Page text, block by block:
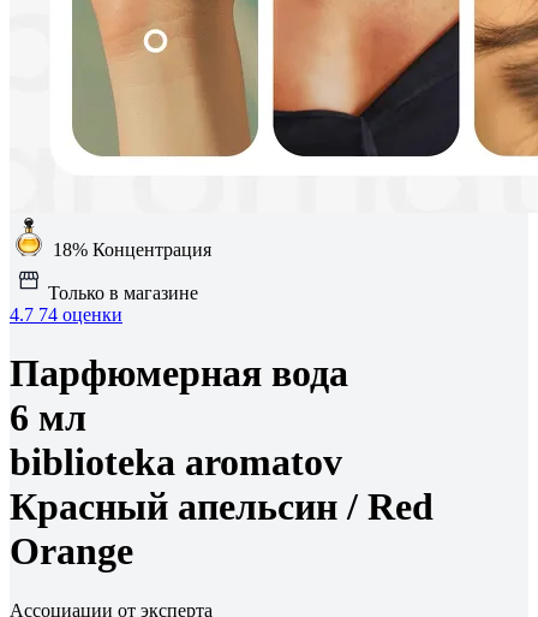
18% Концентрация
Только в магазине
4.7 74 оценки
Парфюмерная вода
6 мл
biblioteka aromatov
Красный апельсин / Red
Orange
Ассоциации от эксперта